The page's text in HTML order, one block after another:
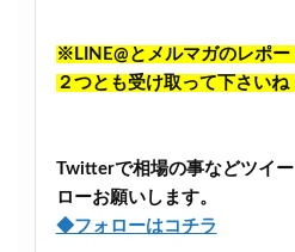
※LINE@とメルマガのレポー
２つとも受け取って下さいね
Twitterで相場の事などツイ
ローお願いします。
◆フォローはコチラ